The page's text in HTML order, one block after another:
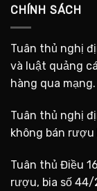
CHÍNH SÁCH
Tuân thủ nghị
và luật quảng
hàng qua mạng.
Tuân thủ nghị
không bán
Tuân thủ Điều
rượu, bia số 44/